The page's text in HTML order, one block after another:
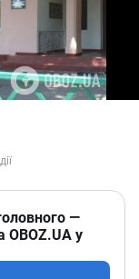
—
OBOZ.UA у